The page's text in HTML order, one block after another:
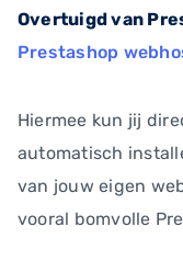
Overtuigd van
Prestashop
Hiermee kun jij
automatisch
van jouw eigen
vooral bomvolle